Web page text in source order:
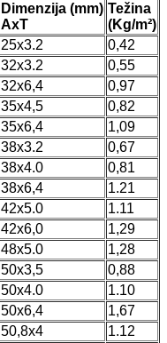
Dimenzija (mm)
AxT
Težina
(Kg/m²)
25x3.2
0,42
32x3.2
0,55
32x6,4
0,97
35x4,5
0,82
35x6,4
1,09
38x3.2
0,67
38x4.0
0,81
38x6,4
1.21
42x5.0
1.11
42x6,0
1,29
48x5.0
1,28
50x3,5
0,88
50x4.0
1.10
50x6,4
1,67
50,8x4
1.12